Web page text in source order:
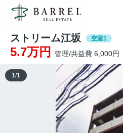
ストリーム江坂 空室1
5.7万円 管理/共益費 6,000円
1/1